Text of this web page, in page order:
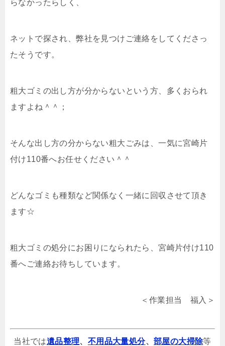
らなかったらしく、
ネットで探され、弊社を見つけご連絡をしてくださっ
たそうです。
粗大ゴミの出し方が分からないという方、多くおられ
ますよね＾＾；
そんな出し方の分からない粗大ごみは、一気に宮崎片
付け110番へお任せください＾＾
どんなゴミも種類など関係なく一緒に回収させて頂き
ます☆
粗大ゴミの処分にお困りになられたら、宮崎片付け110
番へご連絡お待ちしています。
＜作業担当 福入＞
当社では遺品整理、 不用品大量処分、部屋の大掃除等